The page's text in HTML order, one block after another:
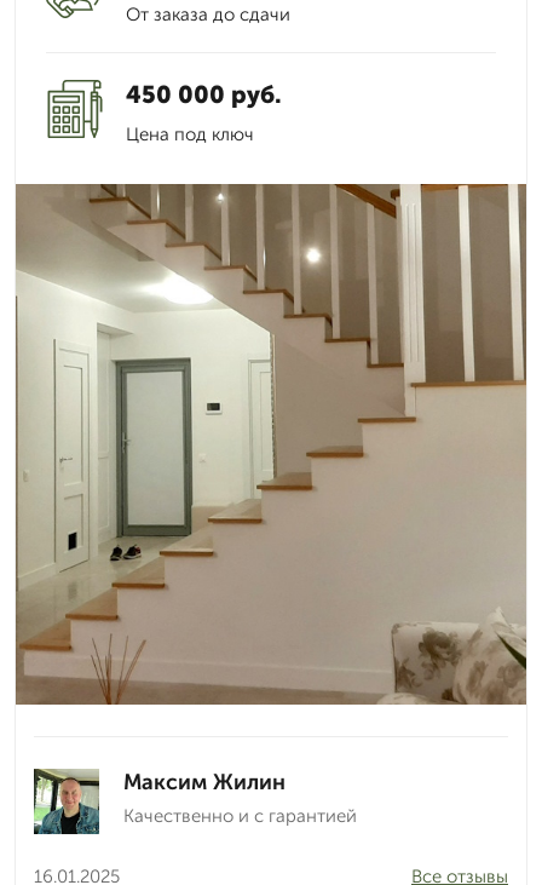
От заказа до сдачи
450 000 руб.
Цена под ключ
Максим Жилин
Качественно и с гарантией
16.01.2025
Все отзывы